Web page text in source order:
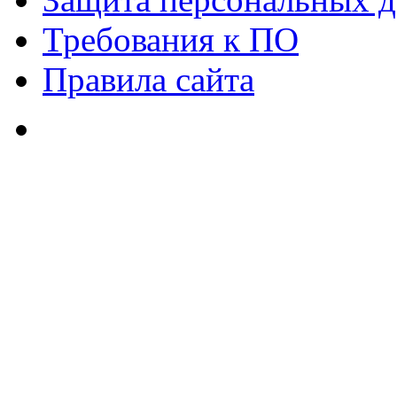
Требования к ПО
Правила сайта